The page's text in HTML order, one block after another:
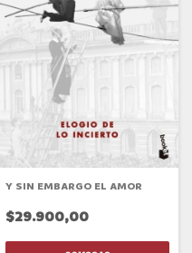
Y SIN EMBARGO EL AMOR
$29.900,00